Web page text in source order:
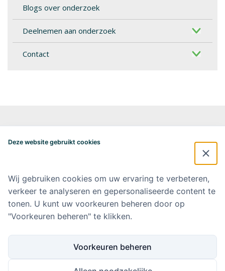
Blogs over onderzoek
Deelnemen aan onderzoek
Contact
Postbus 7057
alzheimercentrum@amsterdamumc.nl
Doneer via: NL 42 INGB 0006 9052 76 Ten name van: Stichting Steun
Alzheimercentrum Amsterdam
Amsterdam UMC
Deze website gebruikt cookies
Wij gebruiken cookies om uw ervaring te verbeteren,
verkeer te analyseren en gepersonaliseerde content te
tonen. U kunt uw voorkeuren beheren door op
"Voorkeuren beheren" te klikken.
Voorkeuren beheren